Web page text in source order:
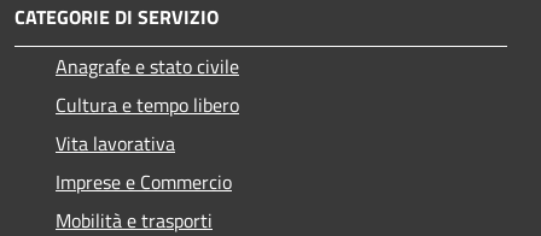
CATEGORIE DI SERVIZIO
Anagrafe e stato civile
Cultura e tempo libero
Vita lavorativa
Imprese e Commercio
Mobilità e trasporti